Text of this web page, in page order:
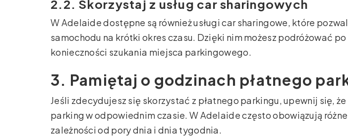
2.2. Skorzystaj z usług car sharingowych
W Adelaide dostępne są również usługi car sharingowe, które
samochodu na krótki okres czasu. Dzięki nim możesz podróżować
konieczności szukania miejsca parkingowego.
3. Pamiętaj o godzinach płatnego
Jeśli zdecydujesz się skorzystać z płatnego parkingu, upewnij się, że
parking w odpowiednim czasie. W Adelaide często obowiązują
zależności od pory dnia i dnia tygodnia.